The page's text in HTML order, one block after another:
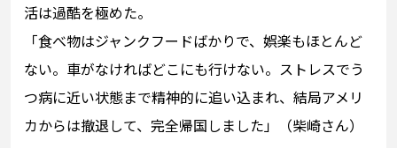
活は過酷を極めた。
「食べ物はジャンクフードばかりで、娯楽もほとんど
ない。車がなければどこにも行けない。ストレスでう
つ病に近い状態まで精神的に追い込まれ、結局アメリ
カからは撤退して、完全帰国しました」（柴崎さん）